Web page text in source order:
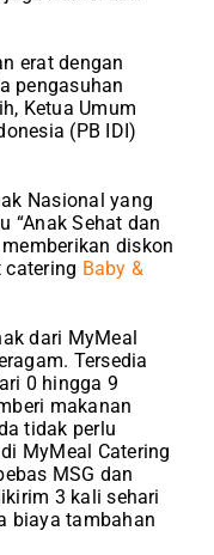
erat dengan
pengasuhan
Ketua Umum
(PB IDI)
Nasional yang
“Anak Sehat dan
diskon
catering Baby &
dari MyMeal
Tersedia
0 hingga 9
makanan
tidak perlu
MyMeal Catering
MSG dan
3 kali sehari
biaya tambahan